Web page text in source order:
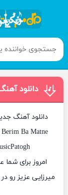
دانلود
دانلود آهنگ
Ba Matne
امروز برای شما
میرزایی عزیز رو